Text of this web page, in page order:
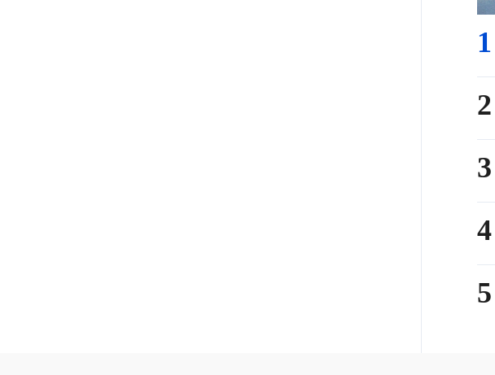
1
2
3
4
5